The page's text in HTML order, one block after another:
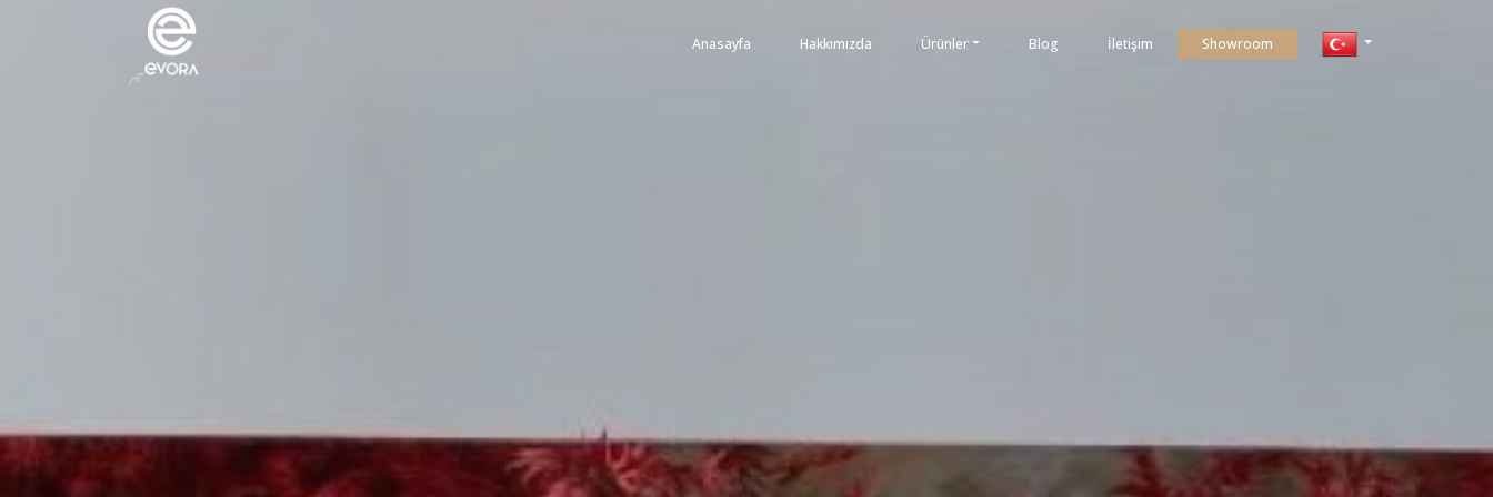
Anasayfa Hakkımızda Ürünler Blog İletişim Showroom